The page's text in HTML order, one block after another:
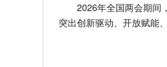
2026年全国两会期间
突出创新驱动、开放赋能